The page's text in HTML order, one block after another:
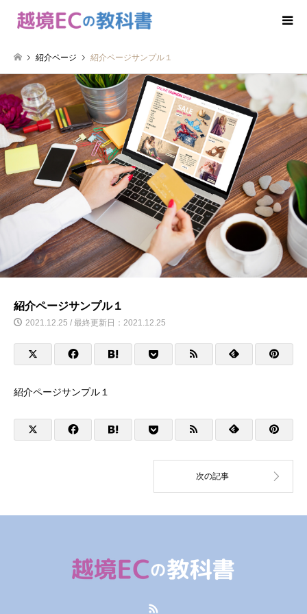
紹介ページ 紹介ページサンプル１
紹介ページサンプル１
2021.12.25 / 最終更新日：2021.12.25
紹介ページサンプル１